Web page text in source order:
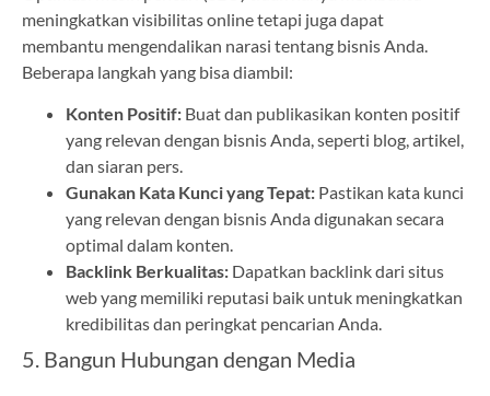
meningkatkan visibilitas online tetapi juga dapat
membantu mengendalikan narasi tentang bisnis Anda.
Beberapa langkah yang bisa diambil:
Konten Positif: Buat dan publikasikan konten positif
yang relevan dengan bisnis Anda, seperti blog, artikel,
dan siaran pers.
Gunakan Kata Kunci yang Tepat: Pastikan kata kunci
yang relevan dengan bisnis Anda digunakan secara
optimal dalam konten.
Backlink Berkualitas: Dapatkan backlink dari situs
web yang memiliki reputasi baik untuk meningkatkan
kredibilitas dan peringkat pencarian Anda.
5. Bangun Hubungan dengan Media